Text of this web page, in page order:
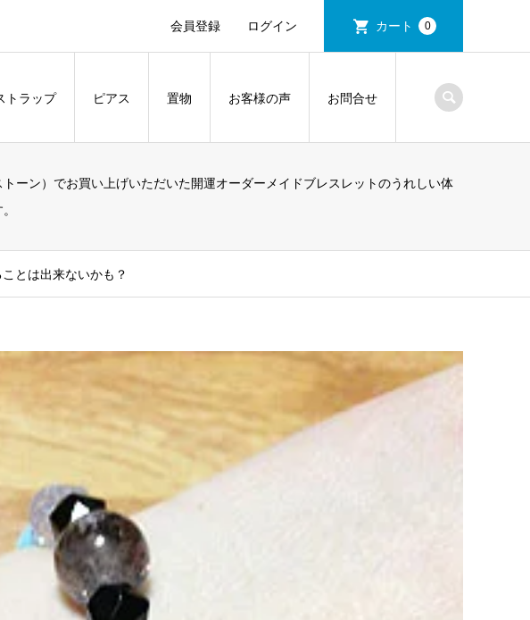
会員登録 ログイン カート 0
トラップ ピアス 置物 お客様の声 お問合せ
ーン）でお買い上げいただいた開運オーダーメイドブレスレットのうれしい体
とは出来ないかも？